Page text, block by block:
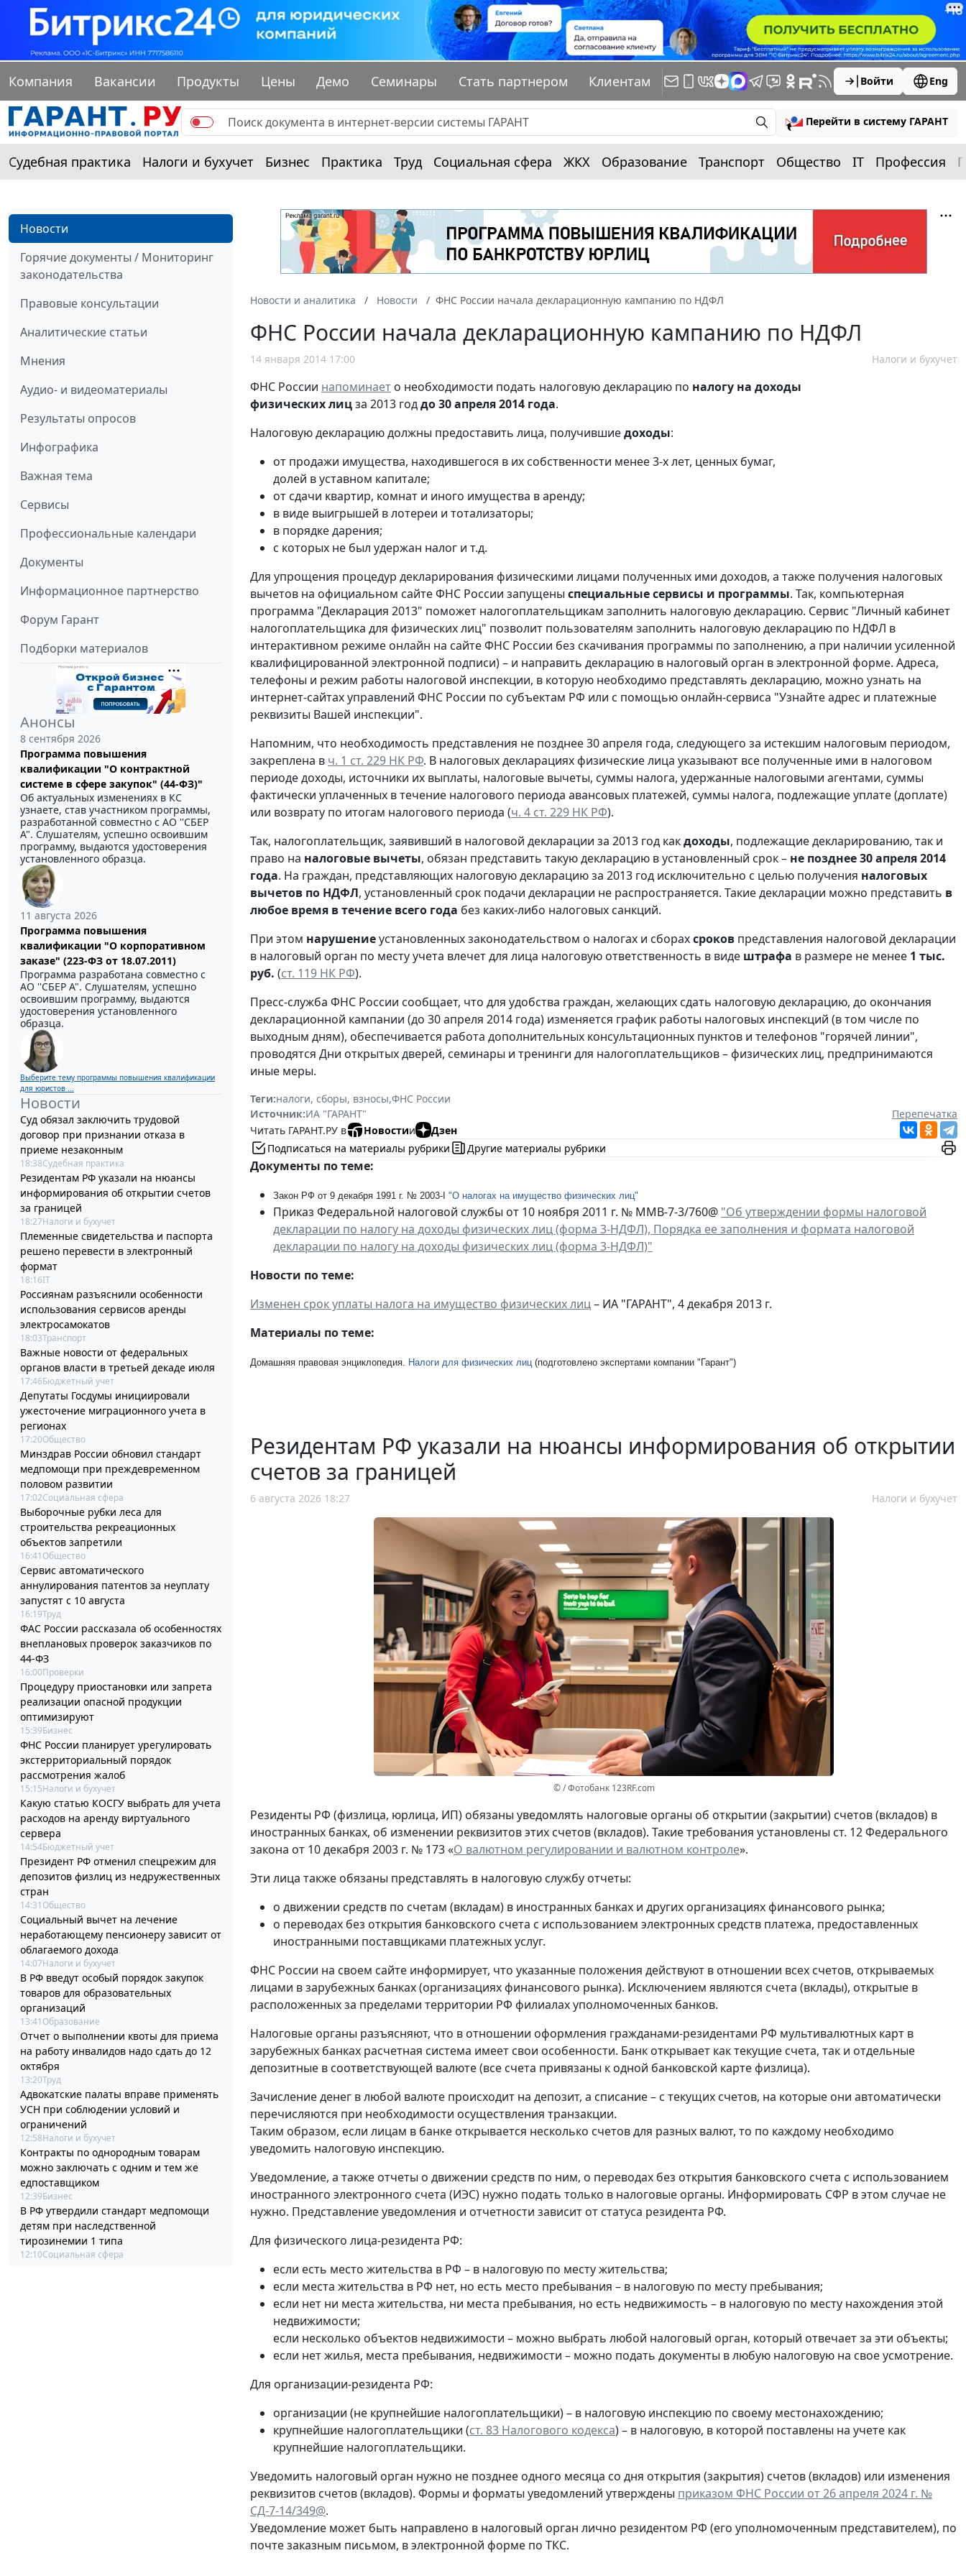
Компания Вакансии Продукты Цены Демо Семинары Стать партнером Клиентам Войти Eng
Перейти в систему ГАРАНТ
Судебная практика Налоги и бухучет Бизнес Практика Труд Социальная сфера ЖКХ Образование Транспорт Общество IT Профессия
Новости
Горячие документы / Мониторинг
законодательства
Правовые консультации
Аналитические статьи
Мнения
Аудио- и видеоматериалы
Результаты опросов
Инфографика
Важная тема
Сервисы
Профессиональные календари
Документы
Информационное партнерство
Форум Гарант
Подборки материалов
Анонсы
8 сентября 2026
Программа повышения
квалификации "О контрактной
системе в сфере закупок" (44-ФЗ)"
Об актуальных изменениях в КС
узнаете, став участником программы,
разработанной совместно с АО ''СБЕР
А". Слушателям, успешно освоившим
программу, выдаются удостоверения
установленного образца.
11 августа 2026
Программа повышения
квалификации "О корпоративном
заказе" (223-ФЗ от 18.07.2011)
Программа разработана совместно с
АО ''СБЕР А". Слушателям, успешно
освоившим программу, выдаются
удостоверения установленного
образца.
Выберите тему программы повышения квалификации
для юристов ...
Новости
Суд обязал заключить трудовой
договор при признании отказа в
приеме незаконным
18:38Судебная практика
Резидентам РФ указали на нюансы
информирования об открытии счетов
за границей
18:27Налоги и бухучет
Племенные свидетельства и паспорта
решено перевести в электронный
формат
18:16IT
Россиянам разъяснили особенности
использования сервисов аренды
электросамокатов
18:03Транспорт
Важные новости от федеральных
органов власти в третьей декаде июля
17:46Бюджетный учет
Депутаты Госдумы инициировали
ужесточение миграционного учета в
регионах
17:20Общество
Минздрав России обновил стандарт
медпомощи при преждевременном
половом развитии
17:02Социальная сфера
Выборочные рубки леса для
строительства рекреационных
объектов запретили
16:41 Общество
Сервис автоматического
аннулирования патентов за неуплату
запустят с 10 августа
16:19Труд
ФАС России рассказала об особенностях
внеплановых проверок заказчиков по
44-ФЗ
16:00Проверки
Процедуру приостановки или запрета
реализации опасной продукции
оптимизируют
15:39Бизнес
ФНС России планирует урегулировать
экстерриториальный порядок
рассмотрения жалоб
15:15Налоги и бухучет
Какую статью КОСГУ выбрать для учета
расходов на аренду виртуального
сервера
14:54Бюджетный учет
Президент РФ отменил спецрежим для
депозитов физлиц из недружественных
стран
14:31 Общество
Социальный вычет на лечение
неработающему пенсионеру зависит от
облагаемого дохода
14:07Налоги и бухучет
В РФ введут особый порядок закупок
товаров для образовательных
организаций
13:41 Образование
Отчет о выполнении квоты для приема
на работу инвалидов надо сдать до 12
октября
13:20Труд
Адвокатские палаты вправе применять
УСН при соблюдении условий и
ограничений
12:58Налоги и бухучет
Контракты по однородным товарам
можно заключать с одним и тем же
едпоставщиком
12:39Бизнес
В РФ утвердили стандарт медпомощи
детям при наследственной
тирозинемии 1 типа
12:10Социальная сфера
Новости и аналитика Новости ФНС России начала декларационную кампанию по НДФЛ
ФНС России начала декларационную кампанию по НДФЛ
14 января 2014 17:00 Налоги и бухучет
ФНС России напоминает о необходимости подать налоговую декларацию по налогу на доходы
физических лицза 2013 годдо 30 апреля 2014 года.
Налоговую декларацию должны предоставить лица, получившиедоходы:
от продажи имущества, находившегося в их собственности менее 3-х лет, ценных бумаг,
долей в уставном капитале;
от сдачи квартир, комнат и иного имущества в аренду;
в виде выигрышей в лотереи и тотализаторы;
в порядке дарения;
с которых не был удержан налог и т.д.
Для упрощения процедур декларирования физическими лицами полученных ими доходов, а также получения налоговых
вычетов на официальном сайте ФНС России запущены специальные сервисы и программы. Так, компьютерная
программа "Декларация 2013" поможет налогоплательщикам заполнить налоговую декларацию. Сервис "Личный кабинет
налогоплательщика для физических лиц" позволит пользователям заполнить налоговую декларацию по НДФЛ в
интерактивном режиме онлайн на сайте ФНС России без скачивания программы по заполнению, а при наличии усиленной
квалифицированной электронной подписи) – и направить декларацию в налоговый орган в электронной форме. Адреса,
телефоны и режим работы налоговой инспекции, в которую необходимо представлять декларацию, можно узнать на
интернет-сайтах управлений ФНС России по субъектам РФ или с помощью онлайн-сервиса "Узнайте адрес и платежные
реквизиты Вашей инспекции".
Напомним, что необходимость представления не позднее 30 апреля года, следующего за истекшим налоговым периодом,
закреплена в ч. 1 ст. 229 НК РФ. В налоговых декларациях физические лица указывают все полученные ими в налоговом
периоде доходы, источники их выплаты, налоговые вычеты, суммы налога, удержанные налоговыми агентами, суммы
фактически уплаченных в течение налогового периода авансовых платежей, суммы налога, подлежащие уплате (доплате)
или возврату по итогам налогового периода (ч. 4 ст. 229 НК РФ).
Так, налогоплательщик, заявивший в налоговой декларации за 2013 год какдоходы, подлежащие декларированию, так и
право на налоговые вычеты, обязан представить такую декларацию в установленный срок – не позднее 30 апреля 2014
года. На граждан, представляющих налоговую декларацию за 2013 год исключительно с целью получения налоговых
вычетов по НДФЛ, установленный срок подачи декларации не распространяется. Такие декларации можно представить в
любое время в течение всего года без каких-либо налоговых санкций.
При этом нарушениеустановленных законодательством о налогах и сборахсроков представления налоговой декларации
в налоговый орган по месту учета влечет для лица налоговую ответственность в виде штрафа в размере не менее 1 тыс.
руб. (ст. 119 НК РФ).
Пресс-служба ФНС России сообщает, что для удобства граждан, желающих сдать налоговую декларацию, до окончания
декларационной кампании (до 30 апреля 2014 года) изменяется график работы налоговых инспекций (в том числе по
выходным дням), обеспечивается работа дополнительных консультационных пунктов и телефонов "горячей линии",
проводятся Дни открытых дверей, семинары и тренинги для налогоплательщиков – физических лиц, предпринимаются
иные меры.
Теги:налоги, сборы, взносы,ФНС России
Источник:ИА "ГАРАНТ"
Перепечатка
Читать ГАРАНТ.РУ в
Новостии
Дзен
Подписаться на материалы рубрики
Другие материалы рубрики
Документы по теме:
Закон РФ от 9 декабря 1991 г. № 2003-I "О налогах на имущество физических лиц"
Приказ Федеральной налоговой службы от 10 ноября 2011 г. № ММВ-7-3/760@ "Об утверждении формы налоговой
декларации по налогу на доходы физических лиц (форма 3-НДФЛ), Порядка ее заполнения и формата налоговой
декларации по налогу на доходы физических лиц (форма 3-НДФЛ)"
Новости по теме:
Изменен срок уплаты налога на имущество физических лиц– ИА "ГАРАНТ", 4 декабря 2013 г.
Материалы по теме:
Домашняя правовая энциклопедия. Налоги для физических лиц(подготовлено экспертами компании "Гарант")
Резидентам РФ указали на нюансы информирования об открытии
счетов за границей
6 августа 2026 18:27 Налоги и бухучет
© / Фотобанк 123RF.com
Резиденты РФ (физлица, юрлица, ИП) обязаны уведомлять налоговые органы об открытии (закрытии) счетов (вкладов) в
иностранных банках, об изменении реквизитов этих счетов (вкладов). Такие требования установлены ст. 12 Федерального
закона от 10 декабря 2003 г. № 173 «О валютном регулировании и валютном контроле».
Эти лица также обязаны представлять в налоговую службу отчеты:
о движении средств по счетам (вкладам) в иностранных банках и других организациях финансового рынка;
о переводах без открытия банковского счета с использованием электронных средств платежа, предоставленных
иностранными поставщиками платежных услуг.
ФНС России на своем сайте информирует, что указанные положения действуют в отношении всех счетов, открываемых
лицами в зарубежных банках (организациях финансового рынка). Исключением являются счета (вклады), открытые в
расположенных за пределами территории РФ филиалах уполномоченных банков.
Налоговые органы разъясняют, что в отношении оформления гражданами-резидентами РФ мультивалютных карт в
зарубежных банках расчетная система имеет свои особенности. Банк открывает как текущие счета, так и отдельные
депозитные в соответствующей валюте (все счета привязаны к одной банковской карте физлица).
Зачисление денег в любой валюте происходит на депозит, а списание – с текущих счетов, на которые они автоматически
перечисляются при необходимости осуществления транзакции.
Таким образом, если лицам в банке открывается несколько счетов для разных валют, то по каждому необходимо
уведомить налоговую инспекцию.
Уведомление, а также отчеты о движении средств по ним, о переводах без открытия банковского счета с использованием
иностранного электронного счета (ИЭС) нужно подать только в налоговые органы. Информировать СФР в этом случае не
нужно. Представление уведомления и отчетности зависит от статуса резидента РФ.
Для физического лица-резидента РФ:
если есть место жительства в РФ – в налоговую по месту жительства;
если места жительства в РФ нет, но есть место пребывания – в налоговую по месту пребывания;
если нет ни места жительства, ни места пребывания, но есть недвижимость – в налоговую по месту нахождения этой
недвижимости;
если несколько объектов недвижимости – можно выбрать любой налоговый орган, который отвечает за эти объекты;
если нет жилья, места пребывания, недвижимости – можно подать документы в любую налоговую на свое усмотрение.
Для организации-резидента РФ:
организации (не крупнейшие налогоплательщики) – в налоговую инспекцию по своему местонахождению;
крупнейшие налогоплательщики (ст. 83 Налогового кодекса) – в налоговую, в которой поставлены на учете как
крупнейшие налогоплательщики.
Уведомить налоговый орган нужно не позднее одного месяца со дня открытия (закрытия) счетов (вкладов) или изменения
реквизитов счетов (вкладов). Формы и форматы уведомлений утверждены приказом ФНС России от 26 апреля 2024 г. №
СД-7-14/349@.
Уведомление может быть направлено в налоговый орган лично резидентом РФ (его уполномоченным представителем), по
почте заказным письмом, в электронной форме по ТКС.